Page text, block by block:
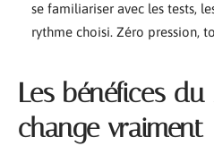
se familiariser avec les tests,
rythme choisi. Zéro pression,
Les bénéfices
change vraiment